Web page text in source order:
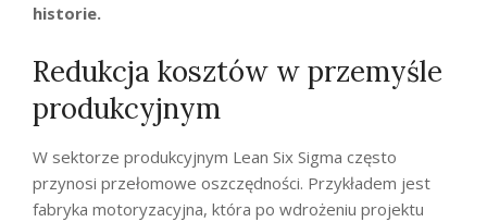
historie.
Redukcja kosztów w przemyśle
produkcyjnym
W sektorze produkcyjnym Lean Six Sigma często
przynosi przełomowe oszczędności. Przykładem jest
fabryka motoryzacyjna, która po wdrożeniu projektu